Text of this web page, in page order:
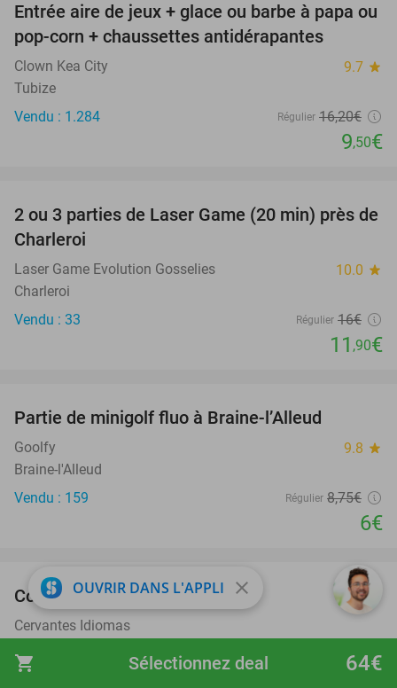
shopping_cart 64€
Sélectionnez deal
41%
Entrée aire de jeux + glace ou barbe à papa ou
pop-corn + chaussettes antidérapantes
Clown Kea City 9.7 star
Tubize
Vendu : 1.284
Régulier 16,20€
9,50€
26%
2 ou 3 parties de Laser Game (20 min) près de
Charleroi
Laser Game Evolution Gosselies 10.0 star
Charleroi
Vendu : 33
Régulier 16€
11 ,90€
Partie de minigolf fluo à Braine-l’Alleud
Goolfy 9.8 star
Braine-l'Alleud
Vendu : 159
Régulier 8,75€
6€
94%
Cours d'espagnol en ligne
Cervantes Idiomas
Vendu : 782
299€
OUVRIR DANS L'APPLI close